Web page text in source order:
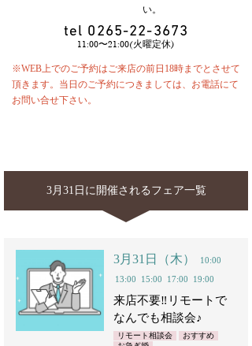
い。
tel 0265-22-3673
11:00〜21:00(火曜定休)
※WEB上でのご予約はご来店の前日18時までとさせて
頂きます。当日のご予約につきましては、お電話にて
お問い合せ下さい。
3月31日に開催されるフェア一覧
3月31日（木）
10:00
13:00
15:00 17:00 19:00
来店不要‼︎リモートで
なんでも相談会♪
リモート相談会
おすすめ